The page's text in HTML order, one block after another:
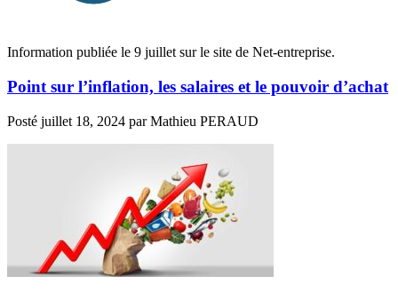
Information publiée le 9 juillet sur le site de Net-entreprise.
Point sur l’inflation, les salaires et le pouvoir d’achat
Posté juillet 18, 2024 par Mathieu PERAUD